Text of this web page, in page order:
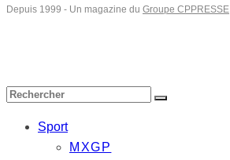
Depuis 1999 - Un magazine du Groupe CPPRESSE
Sport
MXGP